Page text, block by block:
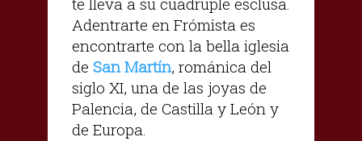
Adentrarte en Frómista es
encontrarte con la bella iglesia
de San Martín, románica del
siglo XI, una de las joyas de
Palencia, de Castilla y León y
de Europa.